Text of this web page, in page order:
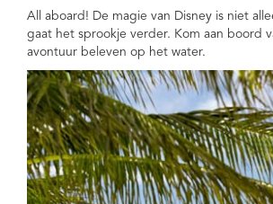
All aboard! De magie van Disney is niet
gaat het sprookje verder. Kom aan boord
avontuur beleven op het water.